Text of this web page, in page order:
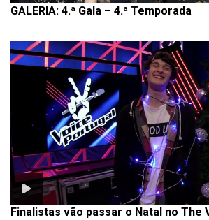
GALERIA: 4.ª Gala – 4.ª Temporada
Finalistas vão passar o Natal no The